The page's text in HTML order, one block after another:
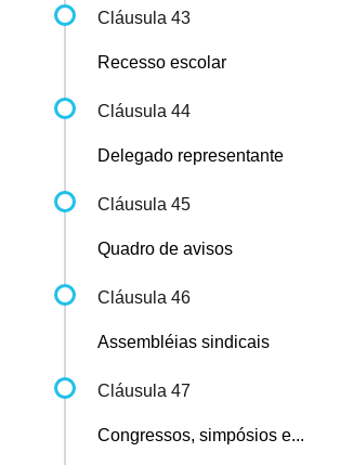
Cláusula 43
Recesso escolar
Cláusula 44
Delegado representante
Cláusula 45
Quadro de avisos
Cláusula 46
Assembléias sindicais
Cláusula 47
Congressos, simpósios e...